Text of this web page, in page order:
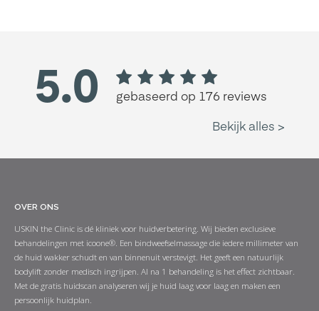
OVER ONS
USKIN the Clinic is dé kliniek voor huidverbetering. Wij bieden exclusieve
behandelingen met icoone®. Een bindweefselmassage die iedere millimeter van
de huid wakker schudt en van binnenuit verstevigt. Het geeft een natuurlijk
bodylift zonder medisch ingrijpen. Al na 1 behandeling is het effect zichtbaar.
Met de gratis huidscan analyseren wij je huid laag voor laag en maken een
persoonlijk huidplan.